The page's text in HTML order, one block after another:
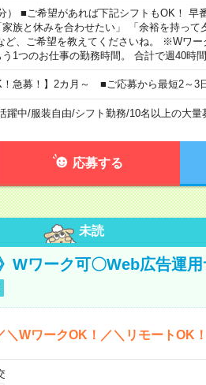
） ■ご希望があれば下記シフトもOK！ 早
族と休みを合わせたい」 「余裕を持って
ど、ご希望を教えてくださいね。 ※Wワ
1つのお仕事の勤務時間。 合計で週40時
！急募！】2カ月～ ■ご応募から最短2～3
躍中/服装自由/シフト勤務/10名以上の大量
応募する
未読
Wワーク可〇Web広告運用
＼WワークOK！／＼リモートOK